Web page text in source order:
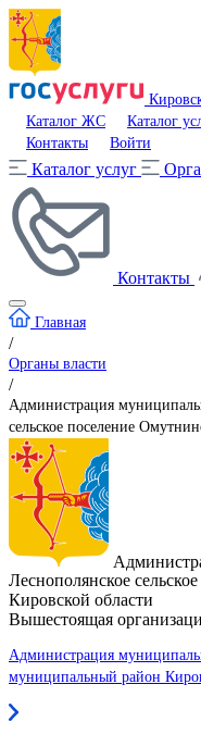
Каталог ЖС
Каталог
Контакты
Войти
Каталог услуг
Контакты
Главная
/
Органы власти
/
Администрация
сельское поселение
Леснополянское
Кировской области
Вышестоящая
Администрация
муниципальный район